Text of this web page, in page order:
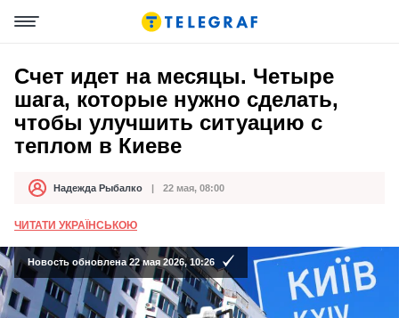
Счет идет на месяцы. Четыре
шага, которые нужно сделать,
чтобы улучшить ситуацию с
теплом в Киеве
АвторНадежда Рыбалко
Дата публикации 22 мая, 08:00
ЧИТАТИ УКРАЇНСЬКОЮ
Новость обновлена 22 мая 2026, 10:26